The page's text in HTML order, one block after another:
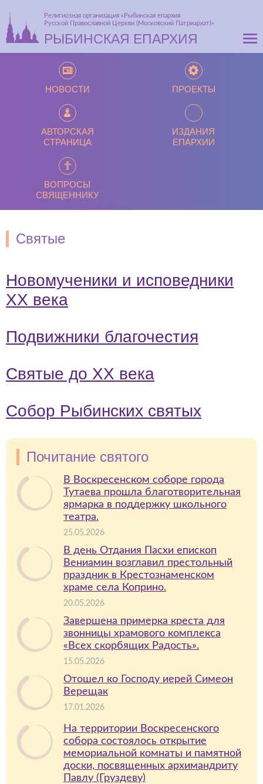
Религиозная организация «Рыбинская епархия
Русской Православной Церкви (Московский Патриархат)»
РЫБИНСКАЯ ЕПАРХИЯ
НОВОСТИ ПРОЕКТЫ
АВТОРСКАЯ
СТРАНИЦА
ИЗДАНИЯ
ЕПАРХИИ
ВОПРОСЫ
СВЯЩЕННИКУ
Святые
Новомученики и исповедники
ХХ века
Подвижники благочестия
Святые до ХХ века
Собор Рыбинских святых
Почитание святого
В Воскресенском соборе города
Тутаева прошла благотворительная
ярмарка в поддержку школьного
театра.
25.05.2026
В день Отдания Пасхи епископ
Вениамин возглавил престольный
праздник в Крестознаменском
храме села Коприно.
20.05.2026
Завершена примерка креста для
звонницы храмового комплекса
«Всех скорбящих Радость».
15.05.2026
Отошел ко Господу иерей Симеон
Верещак
17.01.2026
На территории Воскресенского
собора состоялось открытие
мемориальной комнаты и памятной
доски, посвященных архимандриту
Павлу (Груздеву)